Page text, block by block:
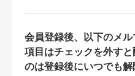
会員登録後、以下のメ
項目はチェックを外す
のは登録後にいつでも解